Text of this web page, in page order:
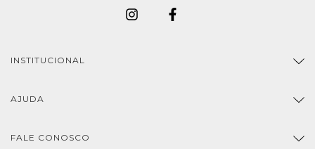
INSTITUCIONAL
AJUDA
FALE CONOSCO